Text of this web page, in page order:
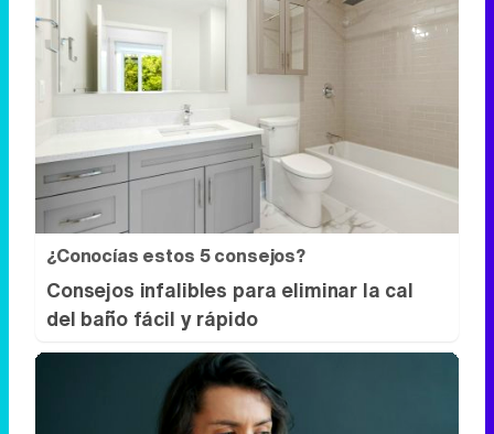
¿Conocías estos 5 consejos?
Consejos infalibles para eliminar la cal
del baño fácil y rápido